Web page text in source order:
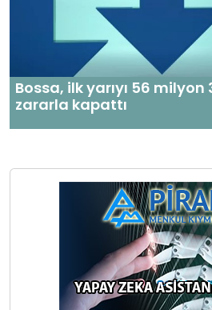
Bossa, ilk yarıyı 56 milyon
zararla kapattı